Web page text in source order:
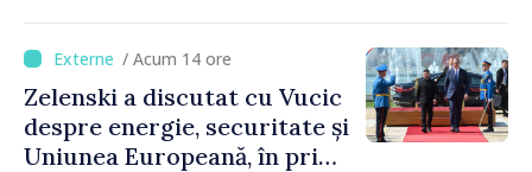
cetățenii să reducă
consumul în orele de vârf
/ Acum 14 ore
Zelenski a discutat cu Vucic
despre energie, securitate și
Uniunea Europeană, în prima